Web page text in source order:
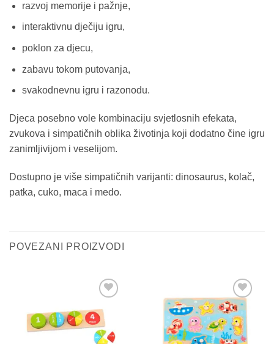
razvoj memorije i pažnje,
interaktivnu dječiju igru,
poklon za djecu,
zabavu tokom putovanja,
svakodnevnu igru i razonodu.
Djeca posebno vole kombinaciju svjetlosnih efekata,
zvukova i simpatičnih oblika životinja koji dodatno čine igru
zanimljivijom i veselijom.
Dostupno je više simpatičnih varijanti: dinosaurus, kolač,
patka, cuko, maca i medo.
POVEZANI PROIZVODI
proizvod
Sačuvaj
proizvod